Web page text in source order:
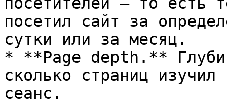
посетил сайт за
сутки или за месяц.
* **Page depth.**
сколько страниц
сеанс.